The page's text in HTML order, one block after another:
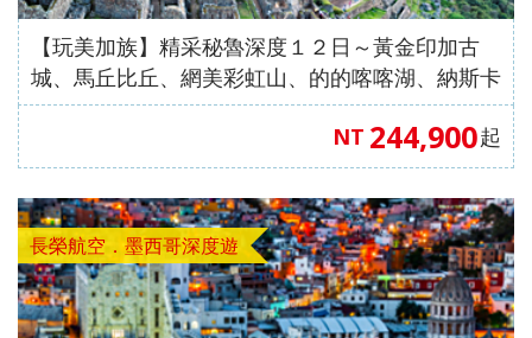
【玩美加族】精采秘魯深度１２日～黃金印加古
城、馬丘比丘、網美彩虹山、的的喀喀湖、納斯卡
大地畫（洛杉磯進／洛杉磯出）
NT 244,900起
長榮航空．墨西哥深度遊